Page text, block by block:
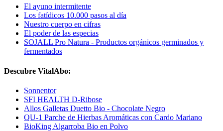
El ayuno intermitente
Los fatídicos 10.000 pasos al día
Nuestro cuerpo en cifras
El poder de las especias
SOJALL Pro Natura - Productos orgánicos germinados y
fermentados
Descubre VitalAbo:
Sonnentor
SFI HEALTH D-Ribose
Allos Galletas Duetto Bio - Chocolate Negro
QU-1 Parche de Hierbas Aromáticas con Cardo Mariano
BioKing Algarroba Bio en Polvo